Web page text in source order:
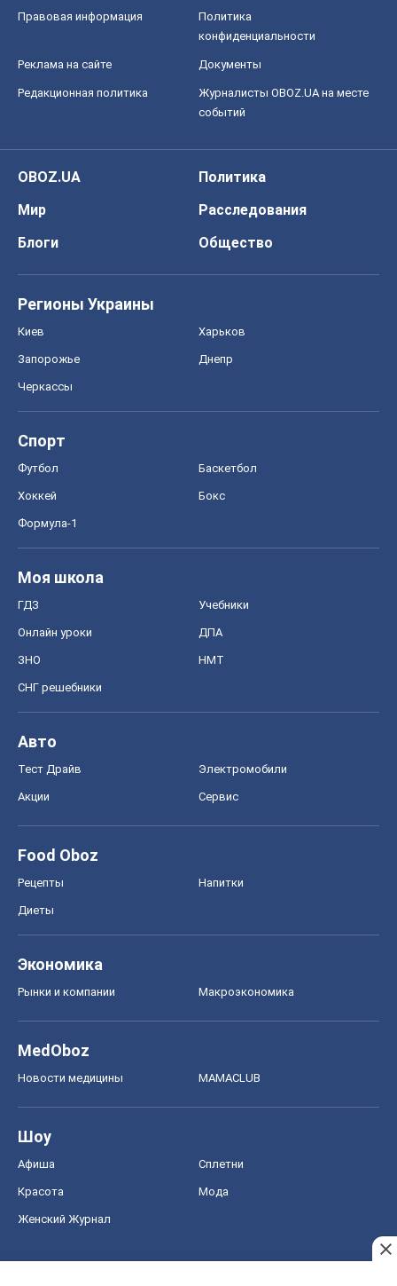
Правовая информация
Политика
конфиденциальности
Реклама на сайте Документы
Редакционная политика
Журналисты OBOZ.UA на месте
событий
OBOZ.UA
Политика
Мир
Расследования
Блоги
Общество
Регионы Украины
Киев Харьков
Запорожье Днепр
Черкассы
Спорт
Футбол Баскетбол
Хоккей Бокс
Формула-1
Моя школа
ГДЗ Учебники
Онлайн уроки ДПА
ЗНО НМТ
СНГ решебники
Авто
Тест Драйв Электромобили
Акции Сервис
Food Oboz
Рецепты Напитки
Диеты
Экономика
Рынки и компании Mакроэкономика
MedOboz
Новости медицины MAMACLUB
Шоу
Афиша Сплетни
Красота Мода
Женский Журнал